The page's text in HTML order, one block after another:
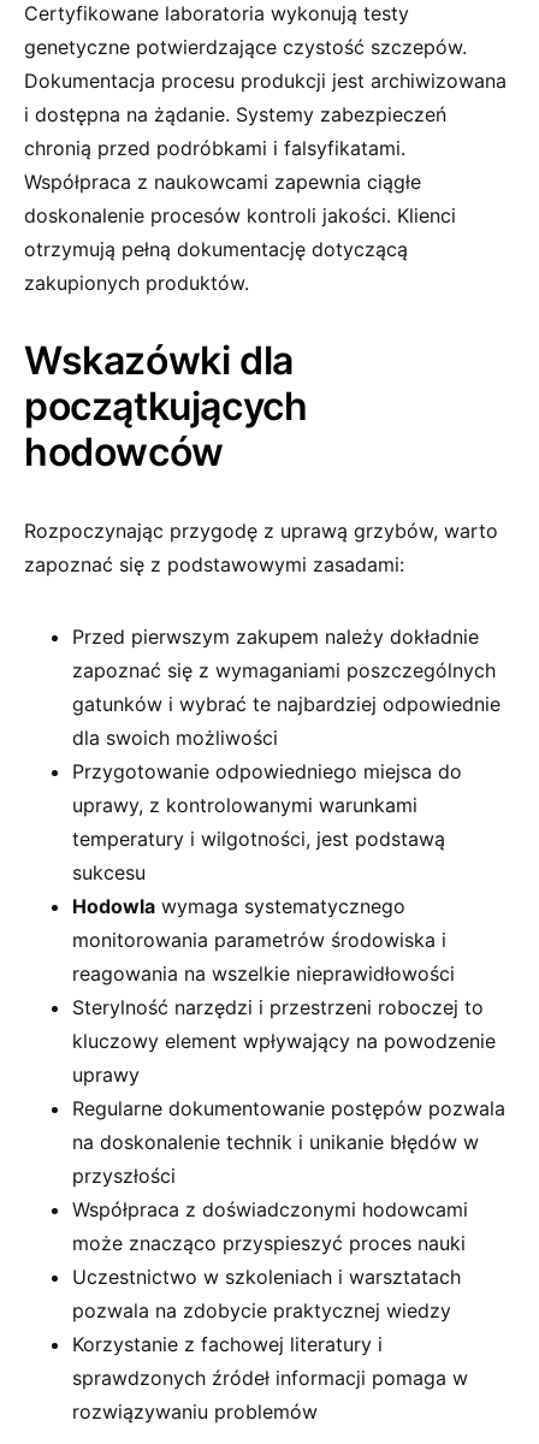
Certyfikowane laboratoria wykonują testy
genetyczne potwierdzające czystość szczepów.
Dokumentacja procesu produkcji jest archiwizowana
i dostępna na żądanie. Systemy zabezpieczeń
chronią przed podróbkami i falsyfikatami.
Współpraca z naukowcami zapewnia ciągłe
doskonalenie procesów kontroli jakości. Klienci
otrzymują pełną dokumentację dotyczącą
zakupionych produktów.
Wskazówki dla
początkujących
hodowców
Rozpoczynając przygodę z uprawą grzybów, warto
zapoznać się z podstawowymi zasadami:
Przed pierwszym zakupem należy dokładnie
zapoznać się z wymaganiami poszczególnych
gatunków i wybrać te najbardziej odpowiednie
dla swoich możliwości
Przygotowanie odpowiedniego miejsca do
uprawy, z kontrolowanymi warunkami
temperatury i wilgotności, jest podstawą
sukcesu
Hodowla wymaga systematycznego
monitorowania parametrów środowiska i
reagowania na wszelkie nieprawidłowości
Sterylność narzędzi i przestrzeni roboczej to
kluczowy element wpływający na powodzenie
uprawy
Regularne dokumentowanie postępów pozwala
na doskonalenie technik i unikanie błędów w
przyszłości
Współpraca z doświadczonymi hodowcami
może znacząco przyspieszyć proces nauki
Uczestnictwo w szkoleniach i warsztatach
pozwala na zdobycie praktycznej wiedzy
Korzystanie z fachowej literatury i
sprawdzonych źródeł informacji pomaga w
rozwiązywaniu problemów